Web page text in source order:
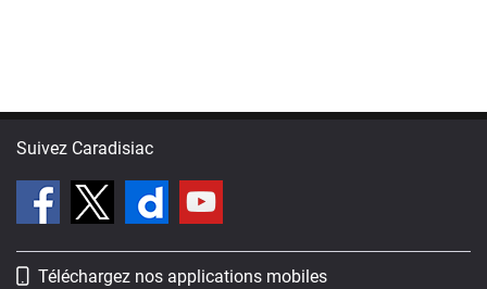
Suivez Caradisiac
Téléchargez nos applications mobiles